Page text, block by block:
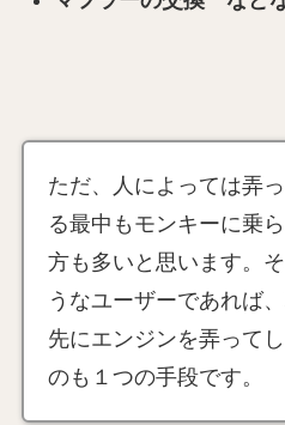
ただ、人によっては弄
る最中もモンキーに乗
方も多いと思います。
うなユーザーであれば
先にエンジンを弄って
のも１つの手段です。